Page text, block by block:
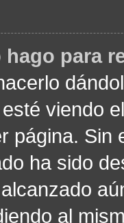
hago para
viendo
página. Sin
ha sido
al